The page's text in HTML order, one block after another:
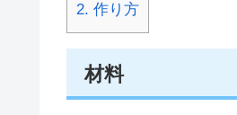
2. 作り方
材料